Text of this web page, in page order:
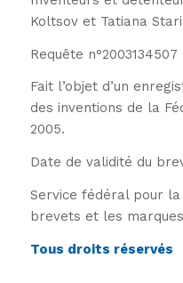
Koltsov et Tatiana
Requête n°2003134507
Fait l’objet d’un
des inventions de la
2005.
Date de validité du
Service fédéral pour
brevets et les
Tous droits réservés